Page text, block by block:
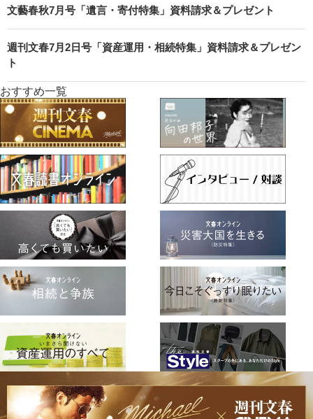
文藝春秋7月号「遺言・寄付特集」資料請求＆プレゼント
週刊文春7月2日号「資産運用・相続特集」資料請求＆プレゼン
ト
おすすめ一覧